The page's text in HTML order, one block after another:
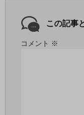
この記事
コメント ※